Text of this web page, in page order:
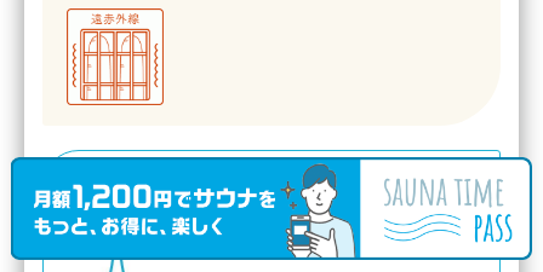
水風呂の温度帯